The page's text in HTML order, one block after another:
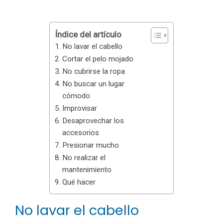
Índice del artículo
No lavar el cabello
Cortar el pelo mojado
No cubrirse la ropa
No buscar un lugar
cómodo
Improvisar
Desaprovechar los
accesorios
Presionar mucho
No realizar el
mantenimiento
Qué hacer
No lavar el cabello